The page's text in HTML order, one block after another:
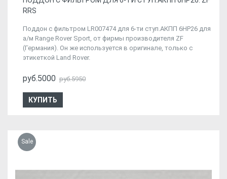
RRS
Поддон с фильтром LR007474 для 6-ти ступ.АКПП 6HP26 для
а/м Range Rover Sport, от фирмы производителя ZF
(Германия). Он же используется в оригинале, только с
этикеткой Land Rover.
руб.5000 руб.5950
КУПИТЬ
Sale